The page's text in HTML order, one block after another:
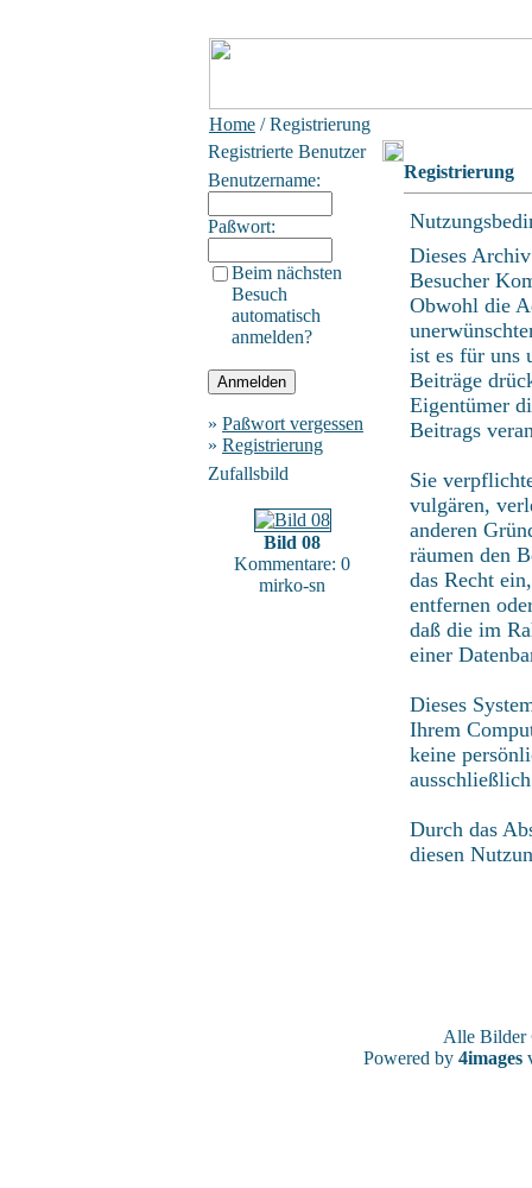
Home / Registrierung
Registrierte Benutzer
Benutzername:
Paßwort:
Beim nächsten
Besuch
automatisch
anmelden?
» Paßwort vergessen
» Registrierung
Zufallsbild
Bild 08
Kommentare: 0
mirko-sn
Registrierung
Dieses
Besucher
Obwohl die
ist es für uns
Beiträge
Eigentümer
Beitrags
Sie
vulgären,
anderen
räumen den
das Recht
entfernen
daß die im
einer
Dieses
Ihrem
keine
Durch das
diesen
Alle
Powered by 4images